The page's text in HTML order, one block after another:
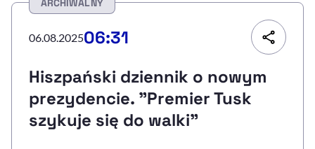
ARCHIWALNY
06.08.202506:31
Hiszpański dziennik o nowym
prezydencie. "Premier Tusk
szykuje się do walki"